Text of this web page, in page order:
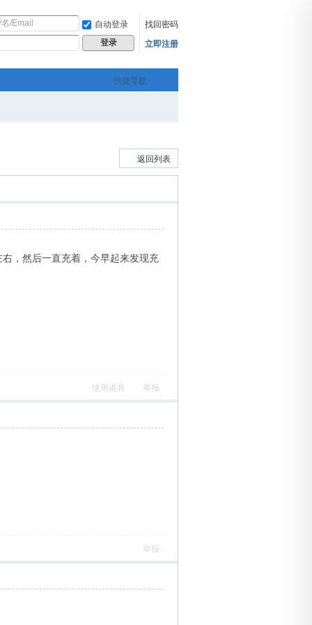
自动登录
找回密码
登录 立即注册
快捷导航
返回列表
，然后一直充着，今早起来发现充
使用道具 举报
举报